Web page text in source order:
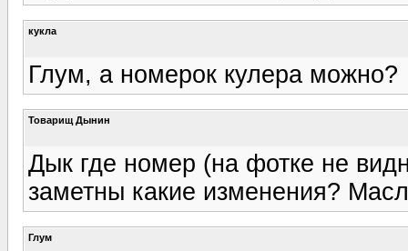
кукла
Глум, а номерок кулера можно?
Товарищ Дынин
Дык где номер (на фотке не
заметны какие изменения?
Глум